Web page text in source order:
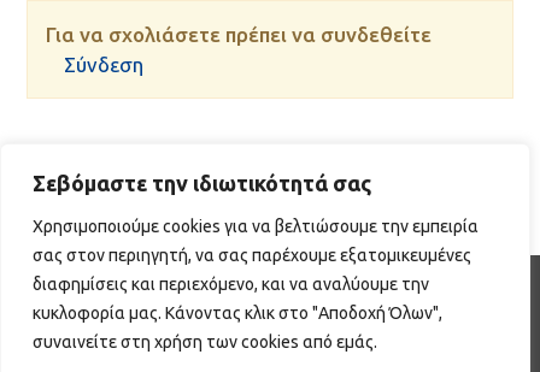
Σεβόμαστε την ιδιωτικότητά σας
Χρησιμοποιούμε cookies για να βελτιώσουμε την εμπειρία
σας στον περιηγητή, να σας παρέχουμε εξατομικευμένες
διαφημίσεις και περιεχόμενο, και να αναλύουμε την
κυκλοφορία μας. Κάνοντας κλικ στο "Αποδοχή Όλων",
συναινείτε στη χρήση των cookies από εμάς.
Για να σχολιάσετε πρέπει να συνδεθείτε
Σύνδεση
WEB DEVELOPMENT BY EGRITOS GROUP
|
Πολιτική Προστασίας Δεδομένων